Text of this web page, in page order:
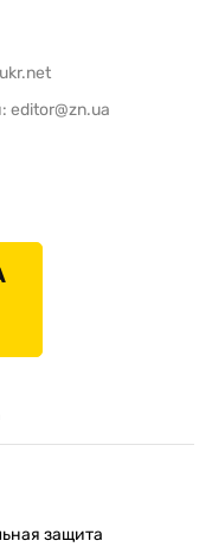
editor@zn.ua
защита